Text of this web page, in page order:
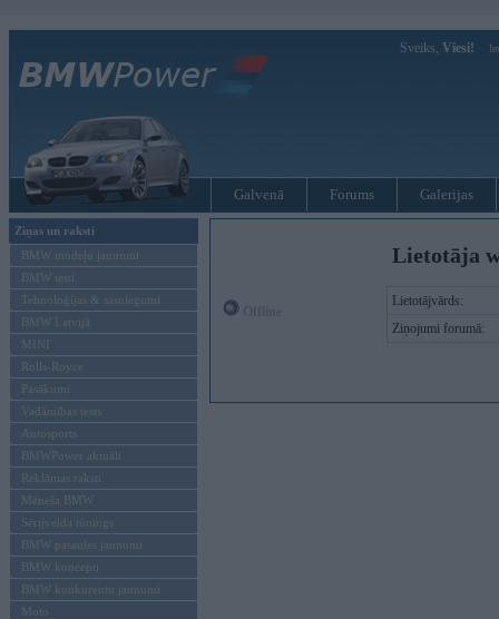
Sveiks, Viesi!
Galvenā Forums Galerijas
Ziņas un raksti
BMW modeļu jaunumi
BMW testi
Tehnoloģijas & sasniegumi
BMW Latvijā
MINI
Rolls-Royce
Pasākumi
Vadāmības tests
Autosports
BMWPower aktuāli
Reklāmas raksti
Mēneša BMW
Sērijveida tūnings
BMW pasaules jaunumi
BMW koncepti
BMW konkurentu jaunumi
Moto
Lietotāja
Lietotājvārds:
Ziņojumi forumā: